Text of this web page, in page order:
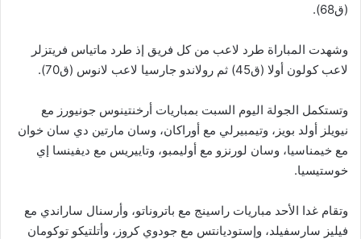
(ق68).
وشهدت المباراة طرد لاعب من كل فريق إذ طرد ماتياس فريتزلر
لاعب كولون أولا (ق45) ثم رولاندو جارسيا لاعب لانوس (ق70).
وتستكمل الجولة اليوم السبت بمباريات أرخنتينوس جونيورز مع
نيويلز أولد بويز، وتيمبيرلي مع أوراكان، وسان مارتين دي سان خوان
مع خيمناسيا، وسان لورنزو مع أوليمبو، وتاييريس مع ديفينسا إي
خوستيسيا.
وتقام غدا الأحد مباريات راسينج مع باتروناتو، وأرسنال ساراندي مع
فيليز سارسفيلد، وإستوديانتس مع جودوي كروز، وأتلتيكو توكومان